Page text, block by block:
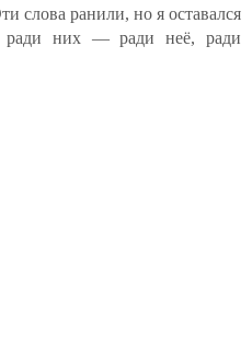
слова ранили, но я оставался
ради них — ради неё, ради